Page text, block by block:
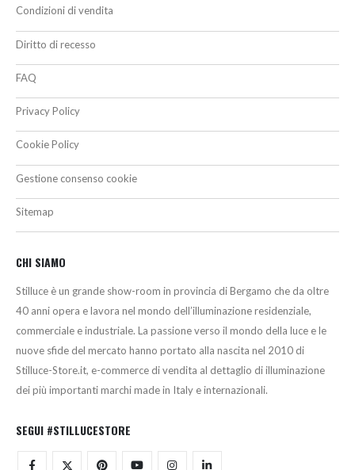
Condizioni di vendita
Diritto di recesso
FAQ
Privacy Policy
Cookie Policy
Gestione consenso cookie
Sitemap
CHI SIAMO
Stilluce è un grande show-room in provincia di Bergamo che da oltre
40 anni opera e lavora nel mondo dell’illuminazione residenziale,
commerciale e industriale. La passione verso il mondo della luce e le
nuove sfide del mercato hanno portato alla nascita nel 2010 di
Stilluce-Store.it, e-commerce di vendita al dettaglio di illuminazione
dei più importanti marchi made in Italy e internazionali.
SEGUI #STILLUCESTORE